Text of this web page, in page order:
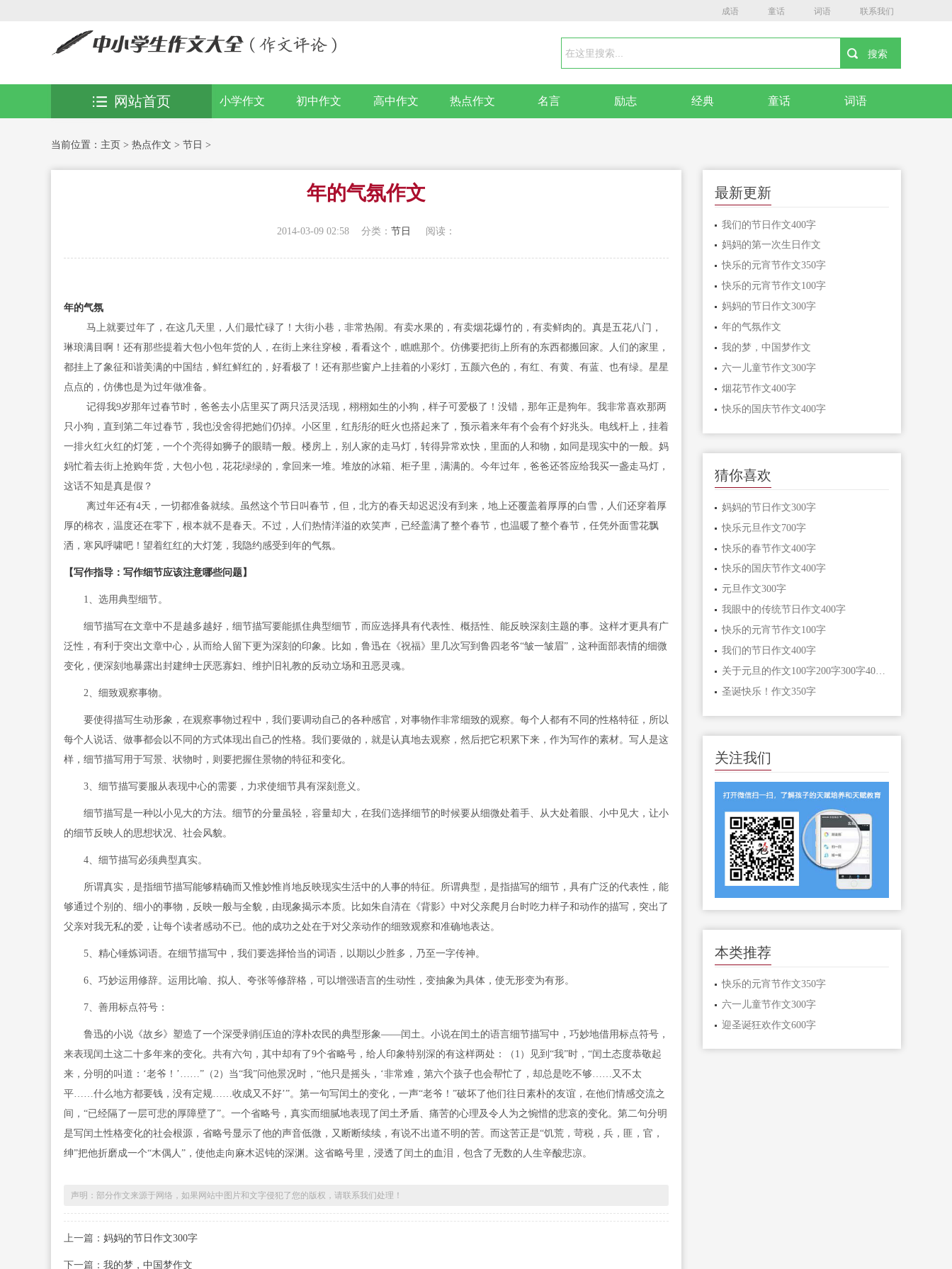
成语 童话 词语 联系我们
小学作文 初中作文 高中作文 热点作文 名言 励志 经典 童话 词语
网站首页
当前位置： 主页 > 热点作文 > 节日 >
年的气氛作文
2014-03-09 02:58 分类： 节日 阅读：
年的气氛
马上就要过年了，在这几天里，人们最忙碌了！大街小巷，非常热闹。有卖水果的，有卖烟花爆竹的，有卖鲜肉的。真是五花八门，
琳琅满目啊！还有那些提着大包小包年货的人，在街上来往穿梭，看看这个，瞧瞧那个。仿佛要把街上所有的东西都搬回家。人们的家里，
都挂上了象征和谐美满的中国结，鲜红鲜红的，好看极了！还有那些窗户上挂着的小彩灯，五颜六色的，有红、有黄、有蓝、也有绿。星星
点点的，仿佛也是为过年做准备。
记得我9岁那年过春节时，爸爸去小店里买了两只活灵活现，栩栩如生的小狗，样子可爱极了！没错，那年正是狗年。我非常喜欢那两
只小狗，直到第二年过春节，我也没舍得把她们仍掉。小区里，红彤彤的旺火也搭起来了，预示着来年有个会有个好兆头。电线杆上，挂着
一排火红火红的灯笼，一个个亮得如狮子的眼睛一般。楼房上，别人家的走马灯，转得异常欢快，里面的人和物，如同是现实中的一般。妈
妈忙着去街上抢购年货，大包小包，花花绿绿的，拿回来一堆。堆放的冰箱、柜子里，满满的。今年过年，爸爸还答应给我买一盏走马灯，
这话不知是真是假？
离过年还有4天，一切都准备就续。虽然这个节日叫春节，但，北方的春天却迟迟没有到来，地上还覆盖着厚厚的白雪，人们还穿着厚
厚的棉衣，温度还在零下，根本就不是春天。不过，人们热情洋溢的欢笑声，已经盖满了整个春节，也温暖了整个春节，任凭外面雪花飘
洒，寒风呼啸吧！望着红红的大灯笼，我隐约感受到年的气氛。
【写作指导：写作细节应该注意哪些问题】
1、选用典型细节。
细节描写在文章中不是越多越好，细节描写要能抓住典型细节，而应选择具有代表性、概括性、能反映深刻主题的事。这样才更具有广
泛性，有利于突出文章中心，从而给人留下更为深刻的印象。比如，鲁迅在《祝福》里几次写到鲁四老爷“皱一皱眉”，这种面部表情的细微
变化，便深刻地暴露出封建绅士厌恶寡妇、维护旧礼教的反动立场和丑恶灵魂。
2、细致观察事物。
要使得描写生动形象，在观察事物过程中，我们要调动自己的各种感官，对事物作非常细致的观察。每个人都有不同的性格特征，所以
每个人说话、做事都会以不同的方式体现出自己的性格。我们要做的，就是认真地去观察，然后把它积累下来，作为写作的素材。写人是这
样，细节描写用于写景、状物时，则要把握住景物的特征和变化。
3、细节描写要服从表现中心的需要，力求使细节具有深刻意义。
细节描写是一种以小见大的方法。细节的分量虽轻，容量却大，在我们选择细节的时候要从细微处着手、从大处着眼、小中见大，让小
的细节反映人的思想状况、社会风貌。
4、细节描写必须典型真实。
所谓真实，是指细节描写能够精确而又惟妙惟肖地反映现实生活中的人事的特征。所谓典型，是指描写的细节，具有广泛的代表性，能
够通过个别的、细小的事物，反映一般与全貌，由现象揭示本质。比如朱自清在《背影》中对父亲爬月台时吃力样子和动作的描写，突出了
父亲对我无私的爱，让每个读者感动不已。他的成功之处在于对父亲动作的细致观察和准确地表达。
5、精心锤炼词语。在细节描写中，我们要选择恰当的词语，以期以少胜多，乃至一字传神。
6、巧妙运用修辞。运用比喻、拟人、夸张等修辞格，可以增强语言的生动性，变抽象为具体，使无形变为有形。
7、善用标点符号：
鲁迅的小说《故乡》塑造了一个深受剥削压迫的淳朴农民的典型形象——闰土。小说在闰土的语言细节描写中，巧妙地借用标点符号，
来表现闰土这二十多年来的变化。共有六句，其中却有了9个省略号，给人印象特别深的有这样两处：（1）见到“我”时，“闰土态度恭敬起
来，分明的叫道：‘老爷！’……”（2）当“我”问他景况时，“他只是摇头，‘非常难，第六个孩子也会帮忙了，却总是吃不够……又不太
平……什么地方都要钱，没有定规……收成又不好’”。第一句写闰土的变化，一声“老爷！”破坏了他们往日素朴的友谊，在他们情感交流之
间，“已经隔了一层可悲的厚障壁了”。一个省略号，真实而细腻地表现了闰土矛盾、痛苦的心理及令人为之惋惜的悲哀的变化。第二句分明
是写闰土性格变化的社会根源，省略号显示了他的声音低微，又断断续续，有说不出道不明的苦。而这苦正是“饥荒，苛税，兵，匪，官，
绅”把他折磨成一个“木偶人”，使他走向麻木迟钝的深渊。这省略号里，浸透了闰土的血泪，包含了无数的人生辛酸悲凉。
声明：部分作文来源于网络，如果网站中图片和文字侵犯了您的版权，请联系我们处理！
上一篇： 妈妈的节日作文300字
下一篇： 我的梦，中国梦作文
最新更新
我们的节日作文400字
妈妈的第一次生日作文
快乐的元宵节作文350字
快乐的元宵节作文100字
妈妈的节日作文300字
年的气氛作文
我的梦，中国梦作文
六一儿童节作文300字
烟花节作文400字
快乐的国庆节作文400字
猜你喜欢
妈妈的节日作文300字
快乐元旦作文700字
快乐的春节作文400字
快乐的国庆节作文400字
元旦作文300字
我眼中的传统节日作文400字
快乐的元宵节作文100字
我们的节日作文400字
关于元旦的作文100字200字300字400字500字600字
圣诞快乐！作文350字
关注我们
本类推荐
快乐的元宵节作文350字
六一儿童节作文300字
迎圣诞狂欢作文600字